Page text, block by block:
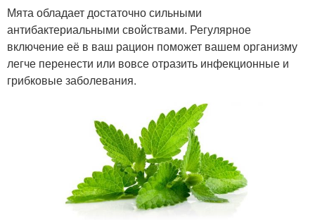
Мята обладает достаточно сильными
антибактериальными свойствами. Регулярное
включение её в ваш рацион поможет вашем организму
легче перенести или вовсе отразить инфекционные и
грибковые заболевания.